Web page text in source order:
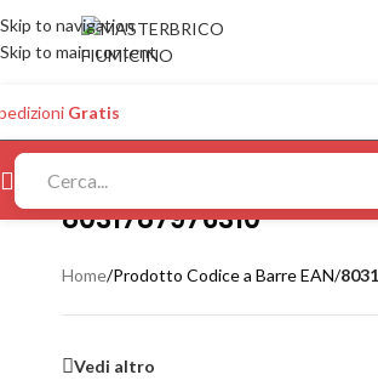
Skip to navigation
Skip to main content
Gratis
8031787976310
Home/Prodotto Codice a Barre EAN/
Vedi altro